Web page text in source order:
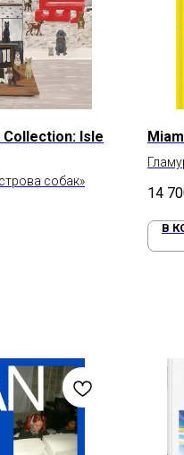
Isle
собак»
14
В